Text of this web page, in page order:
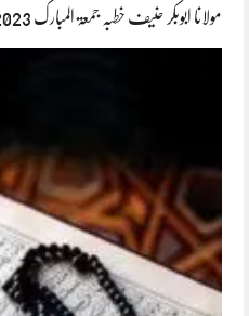
مولانا ابوبکر حنیف خطبہ جمعۃ المبارک 2023-04-28